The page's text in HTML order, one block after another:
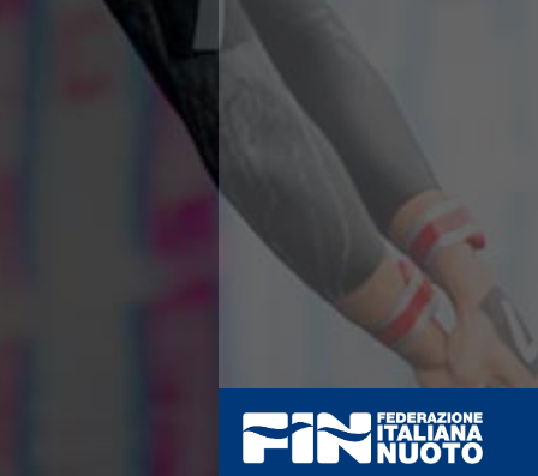
Flash News
Fondo
Eventi
Grand Prix
Norme e documenti
Risultati e Classifiche
News
Flash News
Salvamento
Norme e documenti
Albi d'oro - Primati
News
Flash News
Master